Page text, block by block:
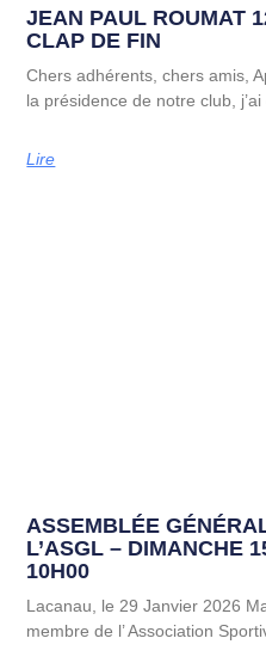
JEAN PAUL ROUMAT
CLAP DE FIN
Chers adhérents, chers amis,
la présidence de notre club,
Lire
ASSEMBLÉE
L’ASGL – DIMANCHE
10H00
Lacanau, le 29 Janvier 2026
membre de l’ Association